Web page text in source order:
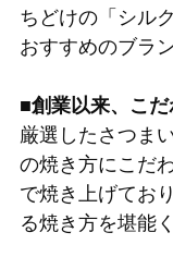
ちどけの「シル
おすすめのブラ
■創業以来、こだ
厳選したさつま
の焼き方にこだ
で焼き上げてお
る焼き方を堪能